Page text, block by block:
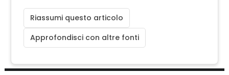
Riassumi questo articolo
Approfondisci con altre fonti